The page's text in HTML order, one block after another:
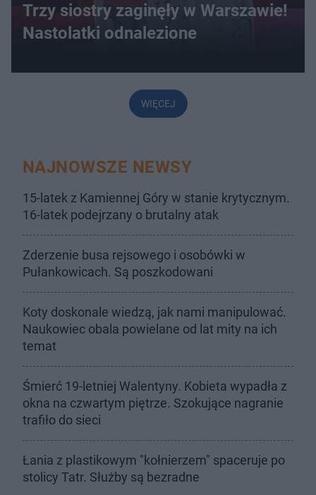
Trzy siostry zaginęły w Warszawie!
Nastolatki odnalezione
WIĘCEJ
NAJNOWSZE NEWSY
15-latek z Kamiennej Góry w stanie krytycznym.
16-latek podejrzany o brutalny atak
Zderzenie busa rejsowego i osobówki w
Pułankowicach. Są poszkodowani
Koty doskonale wiedzą, jak nami manipulować.
Naukowiec obala powielane od lat mity na ich
temat
Śmierć 19-letniej Walentyny. Kobieta wypadła z
okna na czwartym piętrze. Szokujące nagranie
trafiło do sieci
Łania z plastikowym "kołnierzem" spaceruje po
stolicy Tatr. Służby są bezradne